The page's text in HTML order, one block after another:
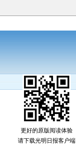
更好的原版阅读体验
请下载光明日报客户端